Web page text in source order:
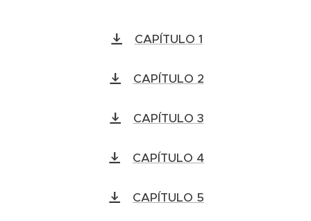
CAPÍTULO 1
CAPÍTULO 2
CAPÍTULO 3
CAPÍTULO 4
CAPÍTULO 5